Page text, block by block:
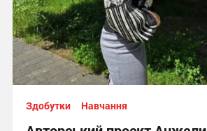
Здобутки Навчання